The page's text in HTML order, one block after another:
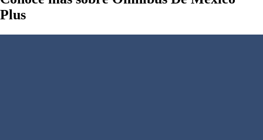
Plus